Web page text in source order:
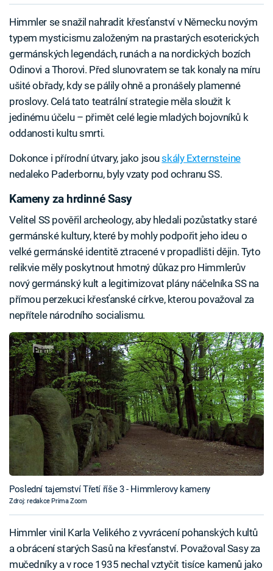
Himmler se snažil nahradit křesťanství v Německu novým
typem mysticismu založeným na prastarých esoterických
germánských legendách, runách a na nordických bozích
Odinovi a Thorovi. Před slunovratem se tak konaly na míru
ušité obřady, kdy se pálily ohně a pronášely plamenné
proslovy. Celá tato teatrální strategie měla sloužit k
jedinému účelu – přimět celé legie mladých bojovníků k
oddanosti kultu smrti.
Dokonce i přírodní útvary, jako jsouskály Externsteine
nedaleko Paderbornu, byly vzaty pod ochranu SS.
Kameny za hrdinné Sasy
Velitel SS pověřil archeology, aby hledali pozůstatky staré
germánské kultury, které by mohly podpořit jeho ideu o
velké germánské identitě ztracené v propadlišti dějin. Tyto
relikvie měly poskytnout hmotný důkaz pro Himmlerův
nový germánský kult a legitimizovat plány náčelníka SS na
přímou perzekuci křesťanské církve, kterou považoval za
nepřítele národního socialismu.
Poslední tajemství Třetí říše 3 - Himmlerovy kameny
Zdroj: redakce Prima Zoom
Himmler vinil Karla Velikého z vyvrácení pohanských kultů
a obrácení starých Sasů na křesťanství. Považoval Sasy za
mučedníky a v roce 1935 nechal vztyčit tisíce kamenů jako